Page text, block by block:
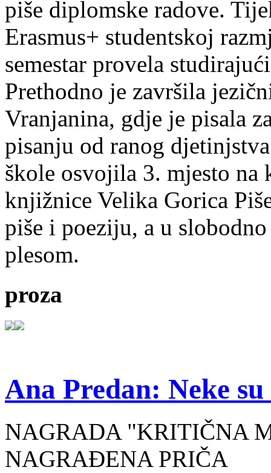
piše diplomske radove.
Erasmus+ studentskoj
semestar provela
Prethodno je završila
Vranjanina, gdje je pisala
pisanju od ranog
škole osvojila 3. mjesto na
knjižnice Velika Gorica
piše i poeziju, a u
plesom.
proza
Ana Predan: Neke
NAGRADA "KRITIČNA
NAGRAĐENA PRIČA